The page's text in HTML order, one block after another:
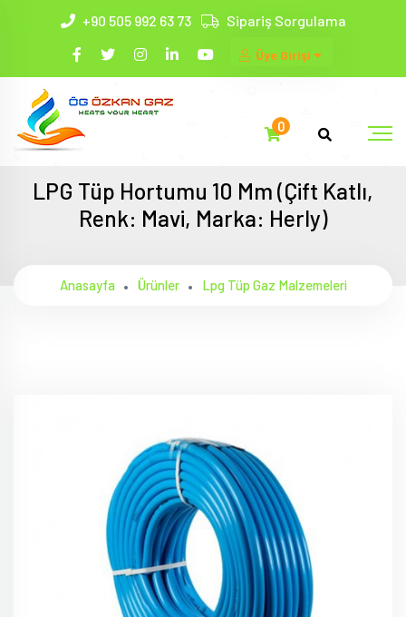
+90 505 992 63 73 Sipariş Sorgulama
Üye Girişi
0
LPG Tüp Hortumu 10 Mm (Çift Katlı,
Renk: Mavi, Marka: Herly)
Anasayfa Ürünler Lpg Tüp Gaz Malzemeleri